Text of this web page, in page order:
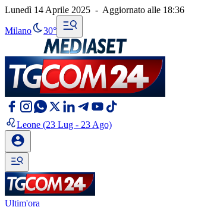
Lunedì 14 Aprile 2025 - Aggiornato alle 18:36
Milano 30°
Leone (23 Lug - 23 Ago)
Ultim'ora